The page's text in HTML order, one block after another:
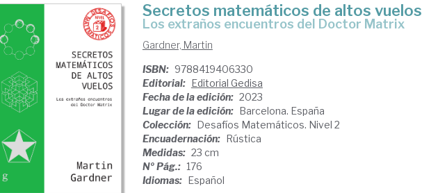
Secretos matemáticos de altos vuelos
los extraños encuentros del Doctor Matrix
Gardner, Martin
ISBN: 9788419406330
Editorial: Editorial Gedisa
Fecha de la edición: 2023
Lugar de la edición: Barcelona. España
Colección: Desafíos Matemáticos. Nivel 2
Encuadernación: Rústica
Medidas: 23 cm
Nº Pág.: 176
Idiomas: Español